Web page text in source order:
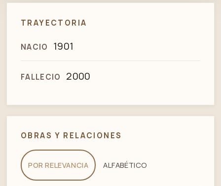
TRAYECTORIA
NACIO 1901
FALLECIO 2000
OBRAS Y RELACIONES
POR RELEVANCIA ALFABÉTICO